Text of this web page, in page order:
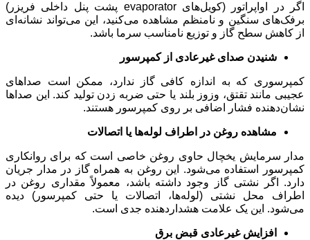
اگر در اواپراتور (کویل‌های evaporator پشت پنل داخلی فریزر)
برفک‌های سنگین و نامنظم مشاهده می‌کنید، این می‌تواند نشانه‌ای
از کاهش سطح گاز و توزیع نامناسب سرما باشد.
شنیدن صدای غیرعادی از کمپرسور
کمپرسوری که به اندازه کافی گاز ندارد، ممکن است صداهای
عجیبی مانند تقتق، وزوز بلند یا حتی ضربه زدن تولید کند. این صداها
نشان‌دهنده فشار اضافی بر روی کمپرسور هستند.
مشاهده روغن در اطراف لوله‌ها یا اتصالات
مدار سرمایش یخچال حاوی روغن خاصی است که برای روانکاری
کمپرسور استفاده می‌شود. این روغن به همراه گاز در مدار جریان
دارد. اگر نشتی گاز وجود داشته باشد، معمولاً مقداری روغن در
اطراف محل نشتی (لوله‌ها، اتصالات یا حتی کمپرسور) دیده
می‌شود. این یک علامت هشداردهنده جدی است.
افزایش غیرعادی قبض برق